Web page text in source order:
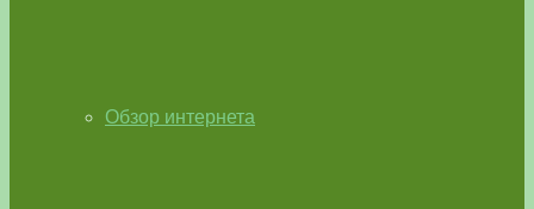
Обзор интернета